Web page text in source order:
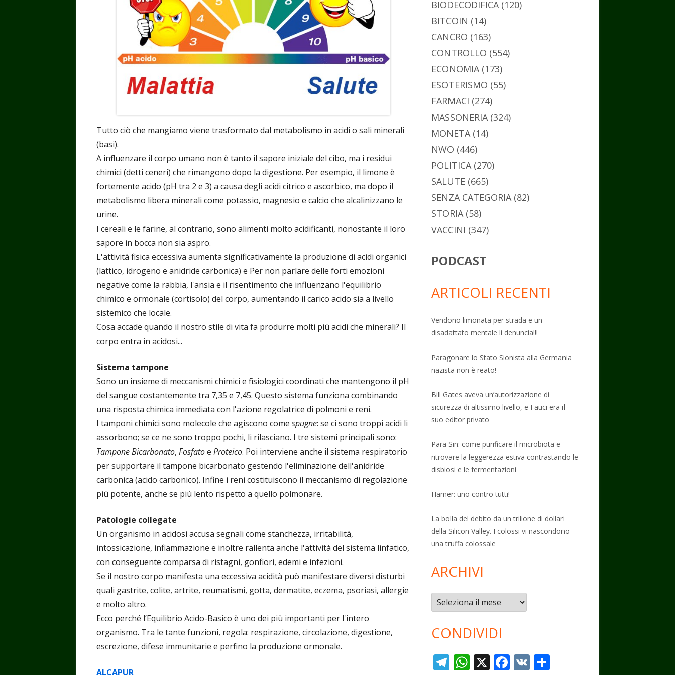
di
Tutto ciò che mangiamo viene trasformato dal metabolismo in acidi o sali minerali
(basi).
A influenzare il corpo umano non è tanto il sapore iniziale del cibo, ma i residui
chimici (detti ceneri) che rimangono dopo la digestione. Per esempio, il limone è
fortemente acido (pH tra 2 e 3) a causa degli acidi citrico e ascorbico, ma dopo il
metabolismo libera minerali come potassio, magnesio e calcio che alcalinizzano le
urine.
I cereali e le farine, al contrario, sono alimenti molto acidificanti, nonostante il loro
sapore in bocca non sia aspro.
L'attività fisica eccessiva aumenta significativamente la produzione di acidi organici
(lattico, idrogeno e anidride carbonica) e Per non parlare delle forti emozioni
negative come la rabbia, l'ansia e il risentimento che influenzano l'equilibrio
chimico e ormonale (cortisolo) del corpo, aumentando il carico acido sia a livello
sistemico che locale.
Cosa accade quando il nostro stile di vita fa produrre molti più acidi che minerali? Il
corpo entra in acidosi...
Sistema tampone
Sono un insieme di meccanismi chimici e fisiologici coordinati che mantengono il pH
del sangue costantemente tra 7,35 e 7,45. Questo sistema funziona combinando
una risposta chimica immediata con l'azione regolatrice di polmoni e reni.
I tamponi chimici sono molecole che agiscono come spugne: se ci sono troppi acidi li
assorbono; se ce ne sono troppo pochi, li rilasciano. I tre sistemi principali sono:
Tampone Bicarbonato, Fosfatoe Proteico. Poi interviene anche il sistema respiratorio
per supportare il tampone bicarbonato gestendo l'eliminazione dell'anidride
carbonica (acido carbonico). Infine i reni costituiscono il meccanismo di regolazione
più potente, anche se più lento rispetto a quello polmonare.
Patologie collegate
Un organismo in acidosi accusa segnali come stanchezza, irritabilità,
intossicazione, infiammazione e inoltre rallenta anche l'attività del sistema linfatico,
con conseguente comparsa di ristagni, gonfiori, edemi e infezioni.
Se il nostro corpo manifesta una eccessiva acidità può manifestare diversi disturbi
quali gastrite, colite, artrite, reumatismi, gotta, dermatite, eczema, psoriasi, allergie
e molto altro.
Ecco perché l’Equilibrio Acido-Basico è uno dei più importanti per l'intero
organismo. Tra le tante funzioni, regola: respirazione, circolazione, digestione,
escrezione, difese immunitarie e perfino la produzione ormonale.
ALCAPUR
BIODECODIFICA(120)
BITCOIN (14)
CANCRO (163)
CONTROLLO (554)
ECONOMIA(173)
ESOTERISMO (55)
FARMACI (274)
MASSONERIA(324)
MONETA(14)
NWO (446)
POLITICA(270)
SALUTE (665)
SENZA CATEGORIA(82)
STORIA(58)
VACCINI (347)
PODCAST
ARTICOLI RECENTI
Vendono limonata per strada e un
disadattato mentale li denuncia!!!
Paragonare lo Stato Sionista alla Germania
nazista non è reato!
Bill Gates aveva un’autorizzazione di
sicurezza di altissimo livello, e Fauci era il
suo editor privato
Para Sin: come purificare il microbiota e
ritrovare la leggerezza estiva contrastando le
disbiosi e le fermentazioni
Hamer: uno contro tutti!
La bolla del debito da un trilione di dollari
della Silicon Valley. I colossi vi nascondono
una truffa colossale
ARCHIVI
Archivi
CONDIVIDI
T W X F V